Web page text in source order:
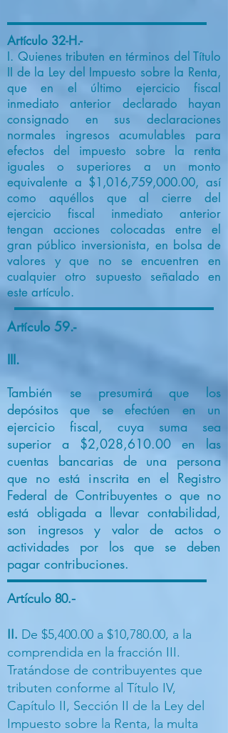
Artículo 32-H.-
I. Quienes tributen en términos del Título
II de la Ley del Impuesto sobre la Renta,
que en el último ejercicio fiscal
inmediato anterior declarado hayan
consignado en sus declaraciones
normales ingresos acumulables para
efectos del impuesto sobre la renta
iguales o superiores a un monto
equivalente a $1,016,759,000.00, así
como aquéllos que al cierre del
ejercicio fiscal inmediato anterior
tengan acciones colocadas entre el
gran público inversionista, en bolsa de
valores y que no se encuentren en
cualquier otro supuesto señalado en
este artículo.
Artículo 59.-
III.
También se presumirá que los
depósitos que se efectúen en un
ejercicio fiscal, cuya suma sea
superior a $2,028,610.00 en las
cuentas bancarias de una persona
que no está inscrita en el Registro
Federal de Contribuyentes o que no
está obligada a llevar contabilidad,
son ingresos y valor de actos o
actividades por los que se deben
pagar contribuciones.
Artículo 80.-
II. De $5,400.00 a $10,780.00, a la
comprendida en la fracción III.
Tratándose de contribuyentes que
tributen conforme al Título IV,
Capítulo II, Sección II de la Ley del
Impuesto sobre la Renta, la multa